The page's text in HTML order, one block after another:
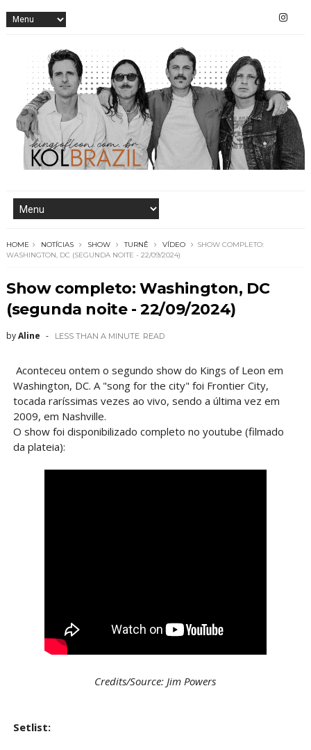
HOME NOTÍCIAS SHOW TURNÊ VÍDEO
SHOW COMPLETO:
WASHINGTON, DC (SEGUNDA NOITE - 22/09/2024)
Show completo: Washington, DC
(segunda noite - 22/09/2024)
byAline LESS THAN A MINUTE READ
Aconteceu ontem o segundo show do Kings of Leon em
Washington, DC. A "song for the city" foi Frontier City,
tocada raríssimas vezes ao vivo, sendo a última vez em
2009, em Nashville.
O show foi disponibilizado completo no youtube (filmado
da plateia):
Credits/Source: Jim Powers
Setlist: